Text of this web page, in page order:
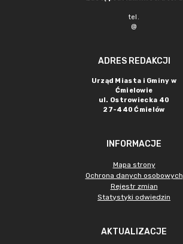
tel.
@
ADRES REDAKCJI
Urząd Miasta i Gminy w
Ćmielowie
ul. Ostrowiecka 40
27-440 Ćmielów
INFORMACJE
Mapa strony
Ochrona danych osobowych
Rejestr zmian
Statystyki odwiedzin
AKTUALIZACJE